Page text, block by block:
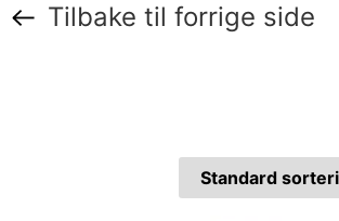
Tilbake til forrige side